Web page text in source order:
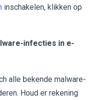
inschakelen, klikken op
infecties in e-
alle bekende malware-
Houd er rekening